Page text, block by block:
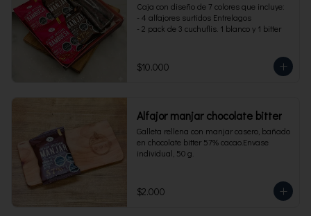
Caja con diseño de 7 colores que incluye:
- 4 alfajores surtidos Entrelagos
- 2 pack de 3 cuchuflis. 1 blanco y 1 bitter
$10.000
Alfajor manjar chocolate bitter
Galleta rellena con manjar casero, bañado
en chocolate bitter 57% cacao.Envase
individual, 50 g.
$2.000